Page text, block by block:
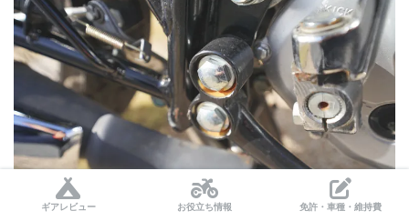
ギアレビュー お役立ち情報 免許・車種・維持費